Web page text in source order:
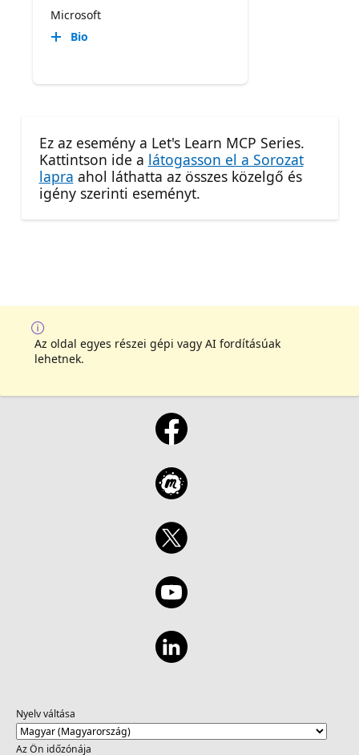
Microsoft
Bio
Ez az esemény a Let's Learn MCP Series.
Kattintson ide a látogasson el a Sorozat
lapra ahol láthatta az összes közelgő és
igény szerinti eseményt.
Az oldal egyes részei gépi vagy AI fordításúak
lehetnek.
Nyelv váltása
Az Ön időzónája